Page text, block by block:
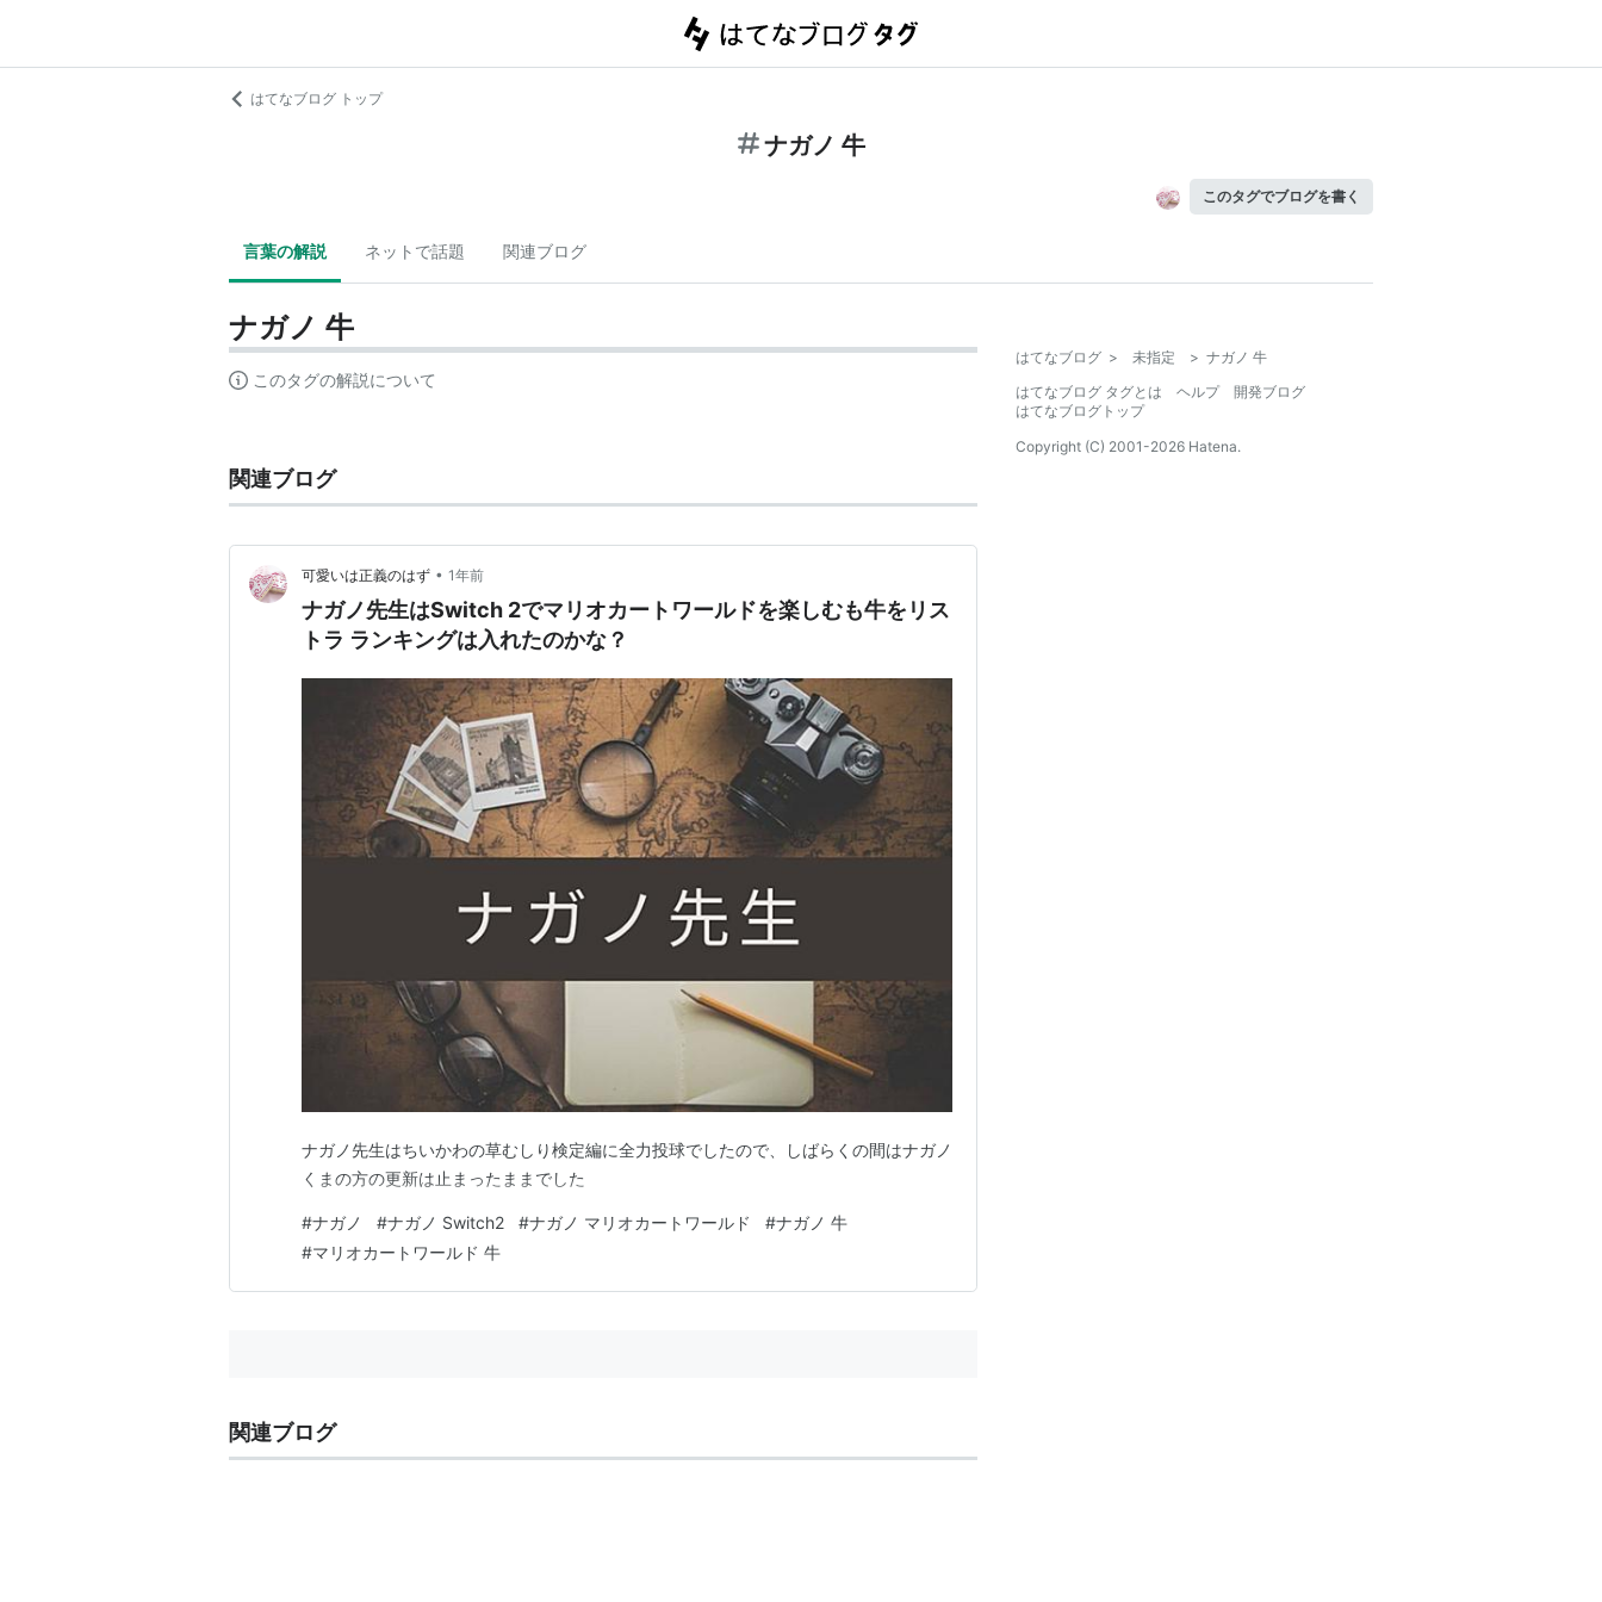
はてなブログ トップ
ナガノ 牛
このタグでブログを書く
言葉の解説 ネットで話題 関連ブログ
ナガノ 牛
このタグの解説について
関連ブログ
可愛いは正義のはず • 1年前
ナガノ先生はSwitch 2でマリオカートワールドを楽しむも牛をリス
トラ ランキングは入れたのかな？
ナガノ先生はちいかわの草むしり検定編に全力投球でしたので、しばらくの間はナガノ
くまの方の更新は止まったままでした
#ナガノ #ナガノ Switch2 #ナガノ マリオカートワールド #ナガノ 牛
#マリオカートワールド 牛
関連ブログ
はてなブログ > 未指定 > ナガノ 牛
はてなブログ タグとは
ヘルプ
開発ブログ
はてなブログトップ
Copyright (C) 2001-2026 Hatena.